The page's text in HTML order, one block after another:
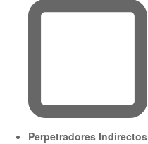
Perpetradores Indirectos